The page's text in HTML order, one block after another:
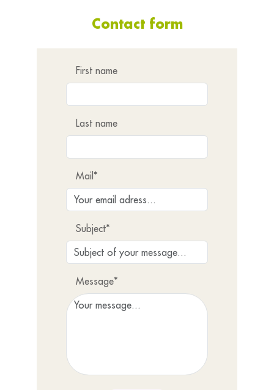
équipements de proximité, notamment un groupe scolaire, un café
associatif, ainsi que la présence de professionnels de santé et de
Depuis le 1er janvier 2026, la commune fait partie de la
développement et favorisant de nouvelles perspectives en matière
de services, d’aménagement et de coopération intercommunale.
tout en accompagnant son évolution et en répondant aux besoins
Contact form
First name
Last name
Mail*
Subject*
Message*